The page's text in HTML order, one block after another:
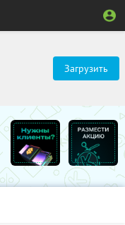
Загрузить